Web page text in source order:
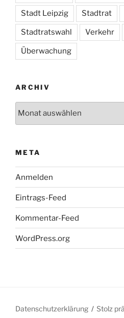
Stadt Leipzig Stadtrat
Stadtratswahl Verkehr
Überwachung
ARCHIV
META
Anmelden
Eintrags-Feed
Kommentar-Feed
WordPress.org
Datenschutzerklärung Stolz